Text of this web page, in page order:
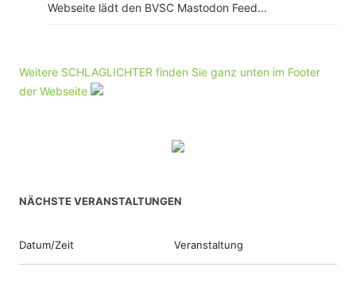
Webseite lädt den BVSC Mastodon Feed...
Weitere SCHLAGLICHTER finden Sie ganz unten im Footer
der Webseite
NÄCHSTE VERANSTALTUNGEN
Datum/Zeit Veranstaltung